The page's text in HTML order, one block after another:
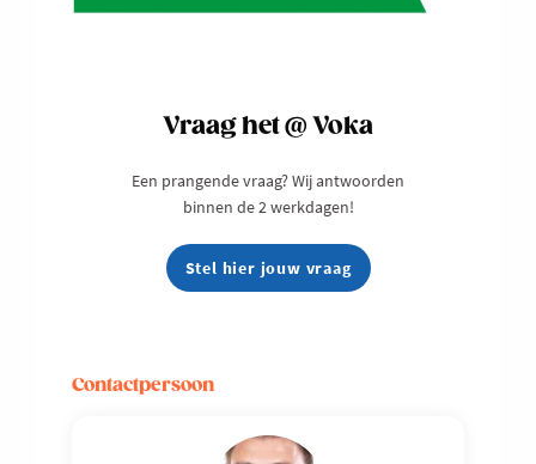
Contactpersoon
Vraag het @ Voka
Een prangende vraag? Wij antwoorden
binnen de 2 werkdagen!
Stel hier jouw vraag